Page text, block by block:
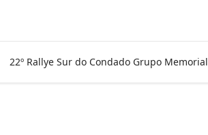
22º Rallye Sur do Condado Grupo Memorial